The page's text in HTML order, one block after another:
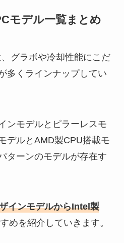
モデル一覧まとめ
グラボや冷却性能にこだ
多くラインナップしてい
ンモデルとピラーレスモ
デルとAMD製CPU搭載モ
ターンのモデルが存在す
インモデルからIntel製
めを紹介していきます。